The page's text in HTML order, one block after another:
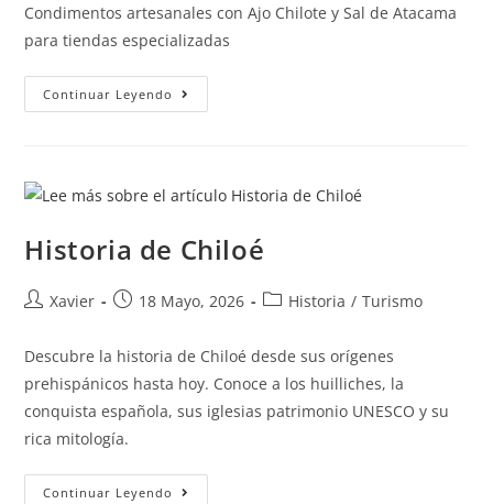
Condimentos artesanales con Ajo Chilote y Sal de Atacama
para tiendas especializadas
Continuar Leyendo
Historia de Chiloé
Xavier 18 Mayo, 2026 Historia / Turismo
Descubre la historia de Chiloé desde sus orígenes
prehispánicos hasta hoy. Conoce a los huilliches, la
conquista española, sus iglesias patrimonio UNESCO y su
rica mitología.
Continuar Leyendo